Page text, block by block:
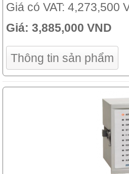
Giá có VAT: 4,273,500
Giá: 3,885,000 VND
Thông tin sản phẩm